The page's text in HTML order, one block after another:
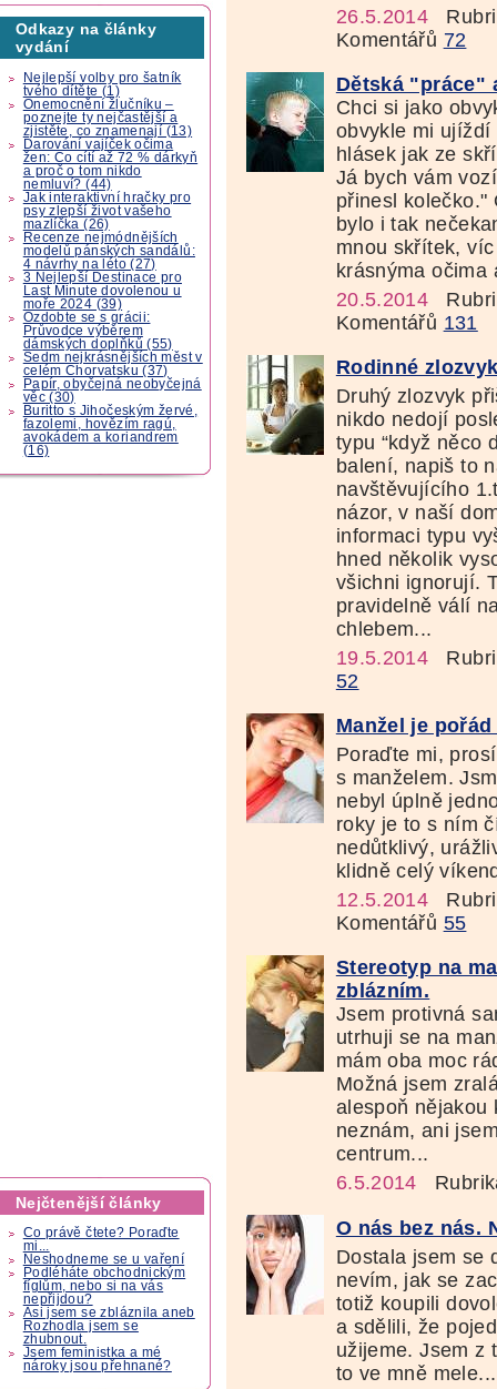
Odkazy na články
vydání
Nejlepší volby pro šatník
tvého dítěte (1)
Onemocnění žlučníku –
poznejte ty nejčastější a
zjistěte, co znamenají (13)
Darování vajíček očima
žen: Co cítí až 72 % dárkyň
a proč o tom nikdo
nemluví? (44)
Jak interaktivní hračky pro
psy zlepší život vašeho
mazlíčka (26)
Recenze nejmódnějších
modelů pánských sandálů:
4 návrhy na léto (27)
3 Nejlepší Destinace pro
Last Minute dovolenou u
moře 2024 (39)
Ozdobte se s grácii:
Průvodce výběrem
dámských doplňků (55)
Sedm nejkrásnějších měst v
celém Chorvatsku (37)
Papír, obyčejná neobyčejná
věc (30)
Buritto s Jihočeským žervé,
fazolemi, hovězím ragú,
avokádem a koriandrem
(16)
Nejčtenější články
Co právě čtete? Poraďte
mi...
Neshodneme se u vaření
Podléháte obchodnickým
fíglům, nebo si na vás
nepřijdou?
Asi jsem se zbláznila aneb
Rozhodla jsem se
zhubnout.
Jsem feministka a mé
nároky jsou přehnané?
26.5.2014
Komentářů 72
Dětská "práce"
Chci si jako
obvykle mi ujíždí
hlásek jak ze
Já bych vám
přinesl kolečko."
bylo i tak
mnou skřítek,
krásnýma očima
20.5.2014
Komentářů 131
Rodinné
Druhý zlozvyk
nikdo nedojí
typu “když něco
balení, napiš to
navštěvujícího
názor, v naší
informaci typu
hned několik
všichni ignorují.
pravidelně válí
chlebem...
19.5.2014
52
Manžel je
Poraďte mi,
s manželem.
nebyl úplně
roky je to s ním
nedůtklivý,
klidně celý
12.5.2014
Komentářů 55
Stereotyp na
zblázním.
Jsem protivná
utrhuji se na
mám oba moc
Možná jsem
alespoň nějakou
neznám, ani
centrum...
6.5.2014
O nás bez nás.
Dostala jsem se
nevím, jak se
totiž koupili
a sdělili, že
užijeme. Jsem z
to ve mně mele...